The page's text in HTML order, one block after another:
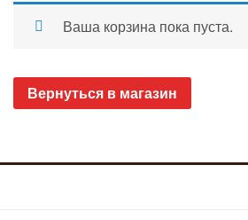
Ваша корзина пока пуста.
Вернуться в магазин